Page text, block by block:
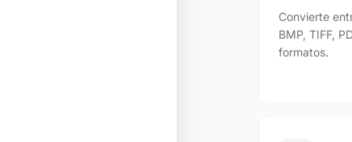
Convierte
BMP, TIFF,
formatos.